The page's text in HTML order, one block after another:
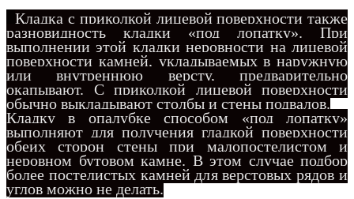
Кладка с приколкой лицевой поверхности также
разновидность кладки «под лопатку». При
выполнении этой кладки неровности на лицевой
поверхности камней, укладываемых в наружную
или внутреннюю версту, предварительно
окапывают. С приколкой лицевой поверхности
обычно выкладывают столбы и стены подвалов.
Кладку в опалубке способом «под лопатку»
выполняют для получения гладкой поверхности
обеих сторон стены при малопостелистом и
неровном бутовом камне. В этом случае подбор
более постелистых камней для верстовых рядов и
углов можно не делать.